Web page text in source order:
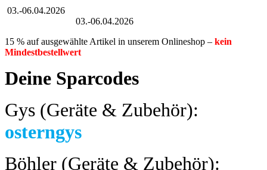
03.-06.04.2026
03.-06.04.2026
15 % auf ausgewählte Artikel in unserem Onlineshop – kein
Mindestbestellwert
Deine Sparcodes
Gys (Geräte & Zubehör):
osterngys
Böhler (Geräte & Zubehör):